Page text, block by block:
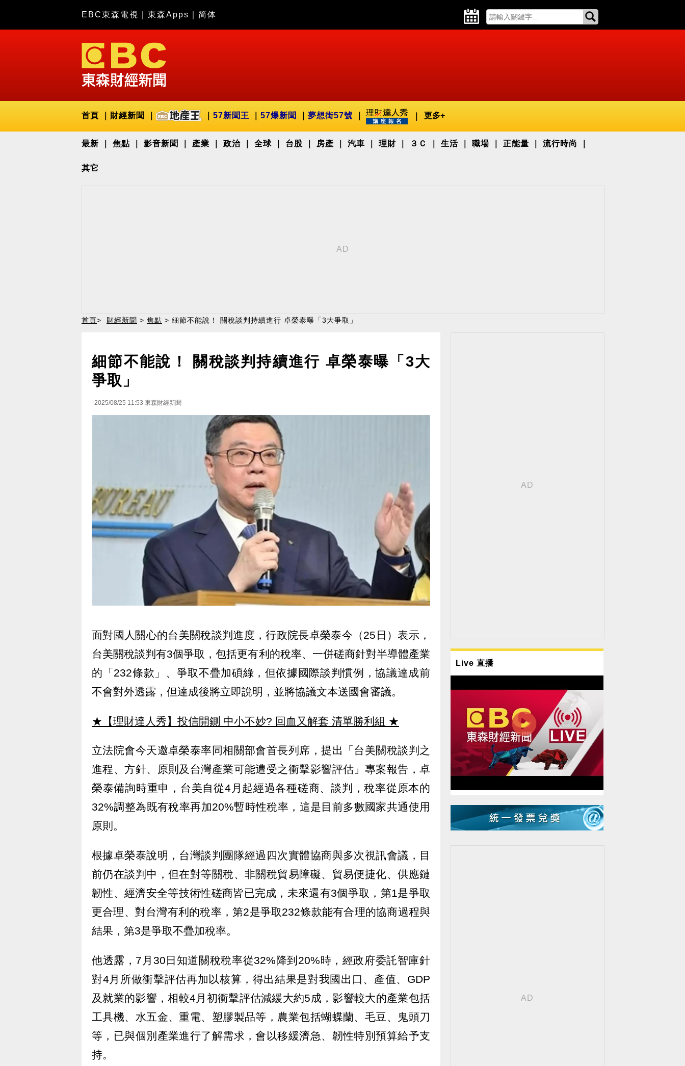
EBC東森電視 東森Apps 简体
首頁 財經新聞 57新聞王 57爆新聞 夢想街57號 更多+
最新 焦點 影音新聞 產業 政治 全球 台股 房產 汽車 理財 ３Ｃ 生活 職場 正能量 流行時尚
其它
首頁> 財經新聞 > 焦點 > 細節不能說！ 關稅談判持續進行 卓榮泰曝「3大爭取」
細節不能說！ 關稅談判持續進行 卓榮泰曝「3大
爭取」
2025/08/25 11:53 東森財經新聞
面對國人關心的台美關稅談判進度，行政院長卓榮泰今（25日）表示，
台美關稅談判有3個爭取，包括更有利的稅率、一併磋商針對半導體產業
的「232條款」、爭取不疊加碩綠，但依據國際談判慣例，協議達成前
不會對外透露，但達成後將立即說明，並將協議文本送國會審議。
★【理財達人秀】投信開鍘 中小不妙? 回血又解套 清單勝利組 ★
立法院會今天邀卓榮泰率同相關部會首長列席，提出「台美關稅談判之
進程、方針、原則及台灣產業可能遭受之衝擊影響評估」專案報告，卓
榮泰備詢時重申，台美自從4月起經過各種磋商、談判，稅率從原本的
32%調整為既有稅率再加20%暫時性稅率，這是目前多數國家共通使用
原則。
根據卓榮泰說明，台灣談判團隊經過四次實體協商與多次視訊會議，目
前仍在談判中，但在對等關稅、非關稅貿易障礙、貿易便捷化、供應鏈
韌性、經濟安全等技術性磋商皆已完成，未來還有3個爭取，第1是爭取
更合理、對台灣有利的稅率，第2是爭取232條款能有合理的協商過程與
結果，第3是爭取不疊加稅率。
他透露，7月30日知道關稅稅率從32%降到20%時，經政府委託智庫針
對4月所做衝擊評估再加以核算，得出結果是對我國出口、產值、GDP
及就業的影響，相較4月初衝擊評估減緩大約5成，影響較大的產業包括
工具機、水五金、重電、塑膠製品等，農業包括蝴蝶蘭、毛豆、鬼頭刀
等，已與個別產業進行了解需求，會以移緩濟急、韌性特別預算給予支
持。
Live 直播